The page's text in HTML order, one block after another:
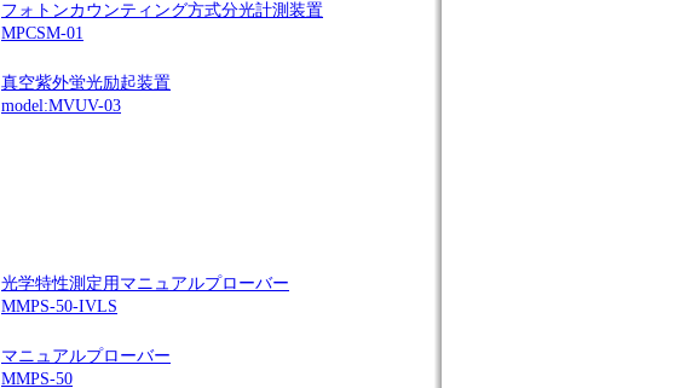
フォトンカウンティング方式分光計測装置
MPCSM-01
真空紫外蛍光励起装置
model:MVUV-03
光学特性測定用マニュアルプローバー
MMPS-50-IVLS
マニュアルプローバー
MMPS-50